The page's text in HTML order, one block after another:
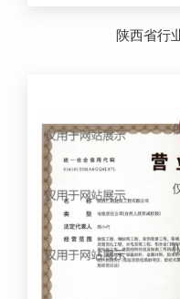
陕西省行